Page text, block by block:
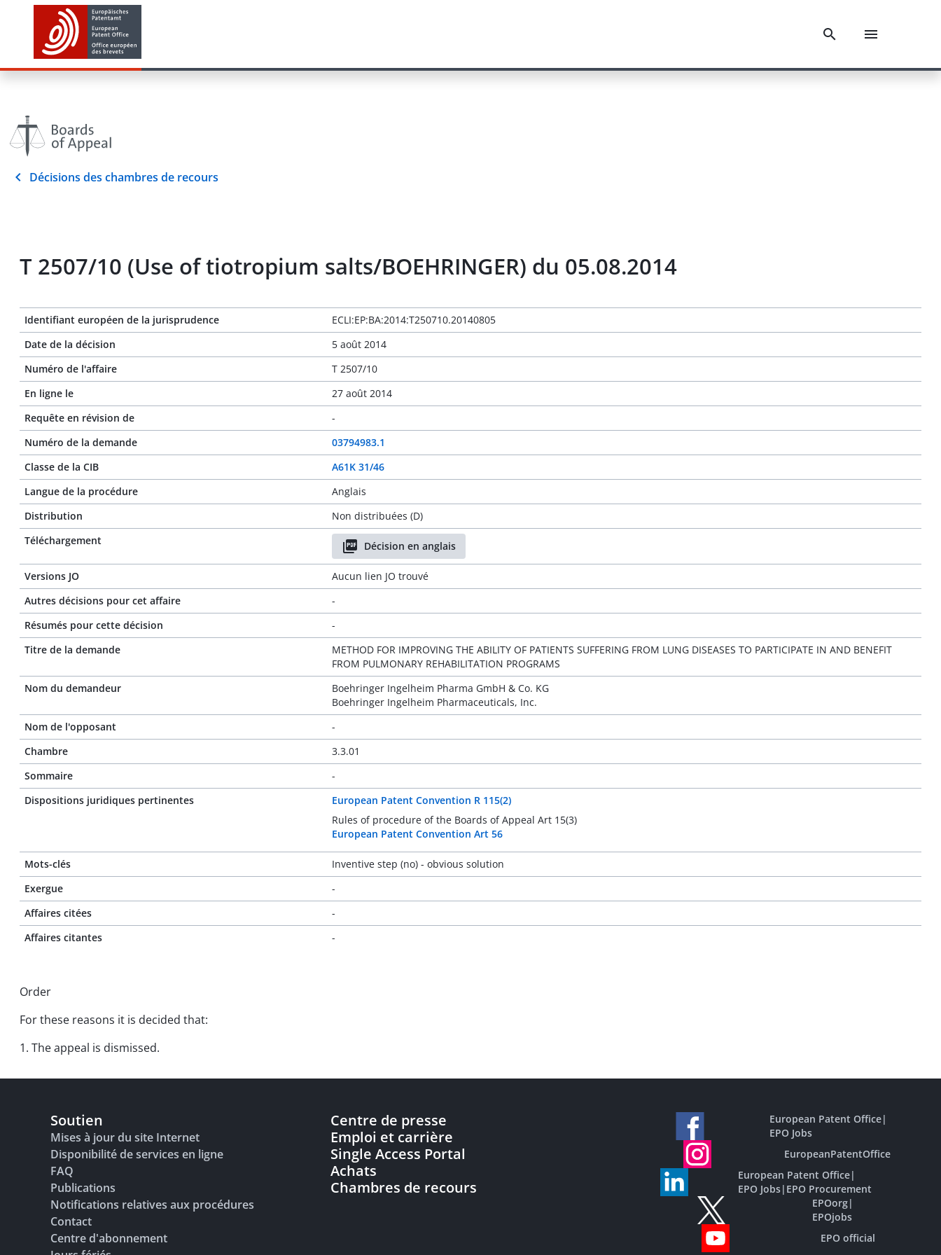
Décisions des chambres de recours
T 2507/10 (Use of tiotropium salts/BOEHRINGER) du 05.08.2014
Identifiant européen de la jurisprudence
ECLI:EP:BA:2014:T250710.20140805
Date de la décision
5 août 2014
Numéro de l'affaire
T 2507/10
En ligne le
27 août 2014
Requête en révision de
-
Numéro de la demande
03794983.1
Classe de la CIB
A61K 31/46
Langue de la procédure
Anglais
Distribution
Non distribuées (D)
Téléchargement
Décision en anglais
Versions JO
Aucun lien JO trouvé
Autres décisions pour cet affaire
-
Résumés pour cette décision
-
Titre de la demande
METHOD FOR IMPROVING THE ABILITY OF PATIENTS SUFFERING FROM LUNG DISEASES TO PARTICIPATE IN AND BENEFIT
FROM PULMONARY REHABILITATION PROGRAMS
Nom du demandeur
Boehringer Ingelheim Pharma GmbH & Co. KG
Boehringer Ingelheim Pharmaceuticals, Inc.
Nom de l'opposant
-
Chambre
3.3.01
Sommaire
-
Dispositions juridiques pertinentes
European Patent Convention R 115(2)
Rules of procedure of the Boards of Appeal Art 15(3)
European Patent Convention Art 56
Mots-clés
Inventive step (no) - obvious solution
Exergue
-
Affaires citées
-
Affaires citantes
-
Order
For these reasons it is decided that:
1. The appeal is dismissed.
Soutien
Mises à jour du site Internet
Disponibilité de services en ligne
FAQ
Publications
Notifications relatives aux procédures
Contact
Centre d'abonnement
Centre de presse
Emploi et carrière
Single Access Portal
Achats
Chambres de recours
European Patent Office|
EPO Jobs
EuropeanPatentOffice
European Patent Office|
EPO Jobs| EPO Procurement
EPOorg|
EPOjobs
EPO official